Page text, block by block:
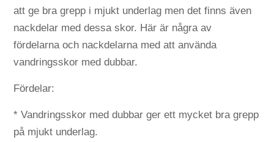
att ge bra grepp i mjukt underlag men det finns även
nackdelar med dessa skor. Här är några av
fördelarna och nackdelarna med att använda
vandringsskor med dubbar.
Fördelar:
* Vandringsskor med dubbar ger ett mycket bra grepp
på mjukt underlag.